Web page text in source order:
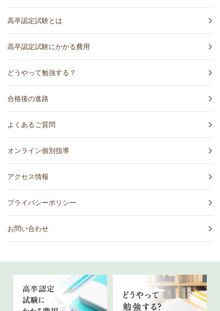
高卒認定試験とは
高卒認定試験にかかる費用
どうやって勉強する？
合格後の進路
よくあるご質問
オンライン個別指導
アクセス情報
プライバシーポリシー
お問い合わせ